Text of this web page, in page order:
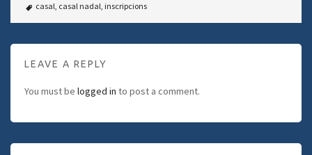
casal, casal nadal, inscripcions
LEAVE A REPLY
You must be logged in to post a comment.